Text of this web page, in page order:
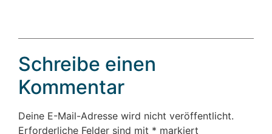
Schreibe einen
Kommentar
Deine E-Mail-Adresse wird nicht veröffentlicht.
Erforderliche Felder sind mit * markiert